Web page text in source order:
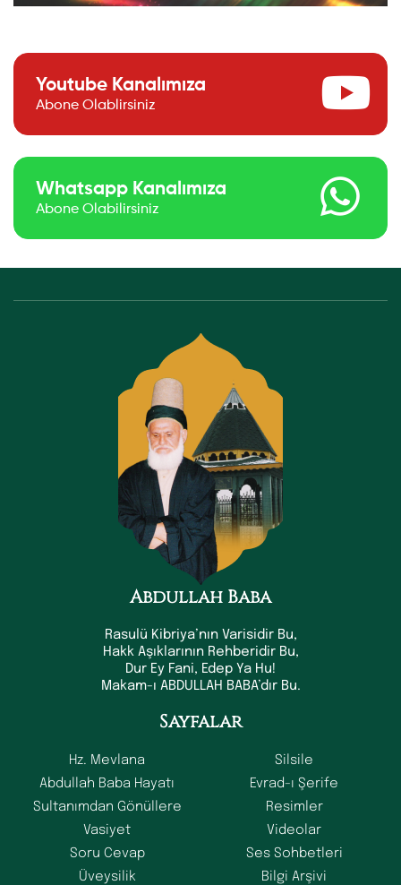
Youtube Kanalımıza
Abone Olablirsiniz
Whatsapp Kanalımıza
Abone Olabilirsiniz
Abdullah Baba
Rasulü Kibriya’nın Varisidir Bu,
Hakk Aşıklarının Rehberidir Bu,
Dur Ey Fani, Edep Ya Hu!
Makam-ı ABDULLAH BABA’dır Bu.
Sayfalar
Hz. Mevlana
Abdullah Baba Hayatı
Sultanımdan Gönüllere
Vasiyet
Soru Cevap
Üveysilik
Silsile
Evrad-ı Şerife
Resimler
Videolar
Ses Sohbetleri
Bilgi Arşivi